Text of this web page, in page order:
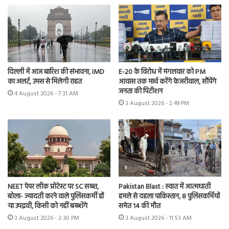
दिल्ली में आज बारिश की संभावना, IMD
का अलर्ट, उमस से मिलेगी राहत
4 August 2026 - 7:31 AM
E-20 के विरोध में मंगलवार को PM
आवास तक मार्च करेंगे केजरीवाल, सौंपेंगे
जनता की पिटीशन
3 August 2026 - 2:49 PM
NEET पेपर लीक प्रोटेस्ट पर SC सख्त,
बोला- ज्यादती करने वाले पुलिसकर्मी हों
या उपद्रवी, किसी को नहीं बख्शेंगे
3 August 2026 - 2:30 PM
Pakistan Blast : स्वात में आत्मघाती
हमले से दहला पाकिस्तान, 8 पुलिसकर्मियों
समेत 14 की मौत
3 August 2026 - 11:53 AM